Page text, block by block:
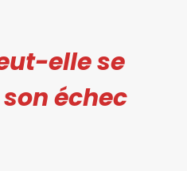
elle se
échec